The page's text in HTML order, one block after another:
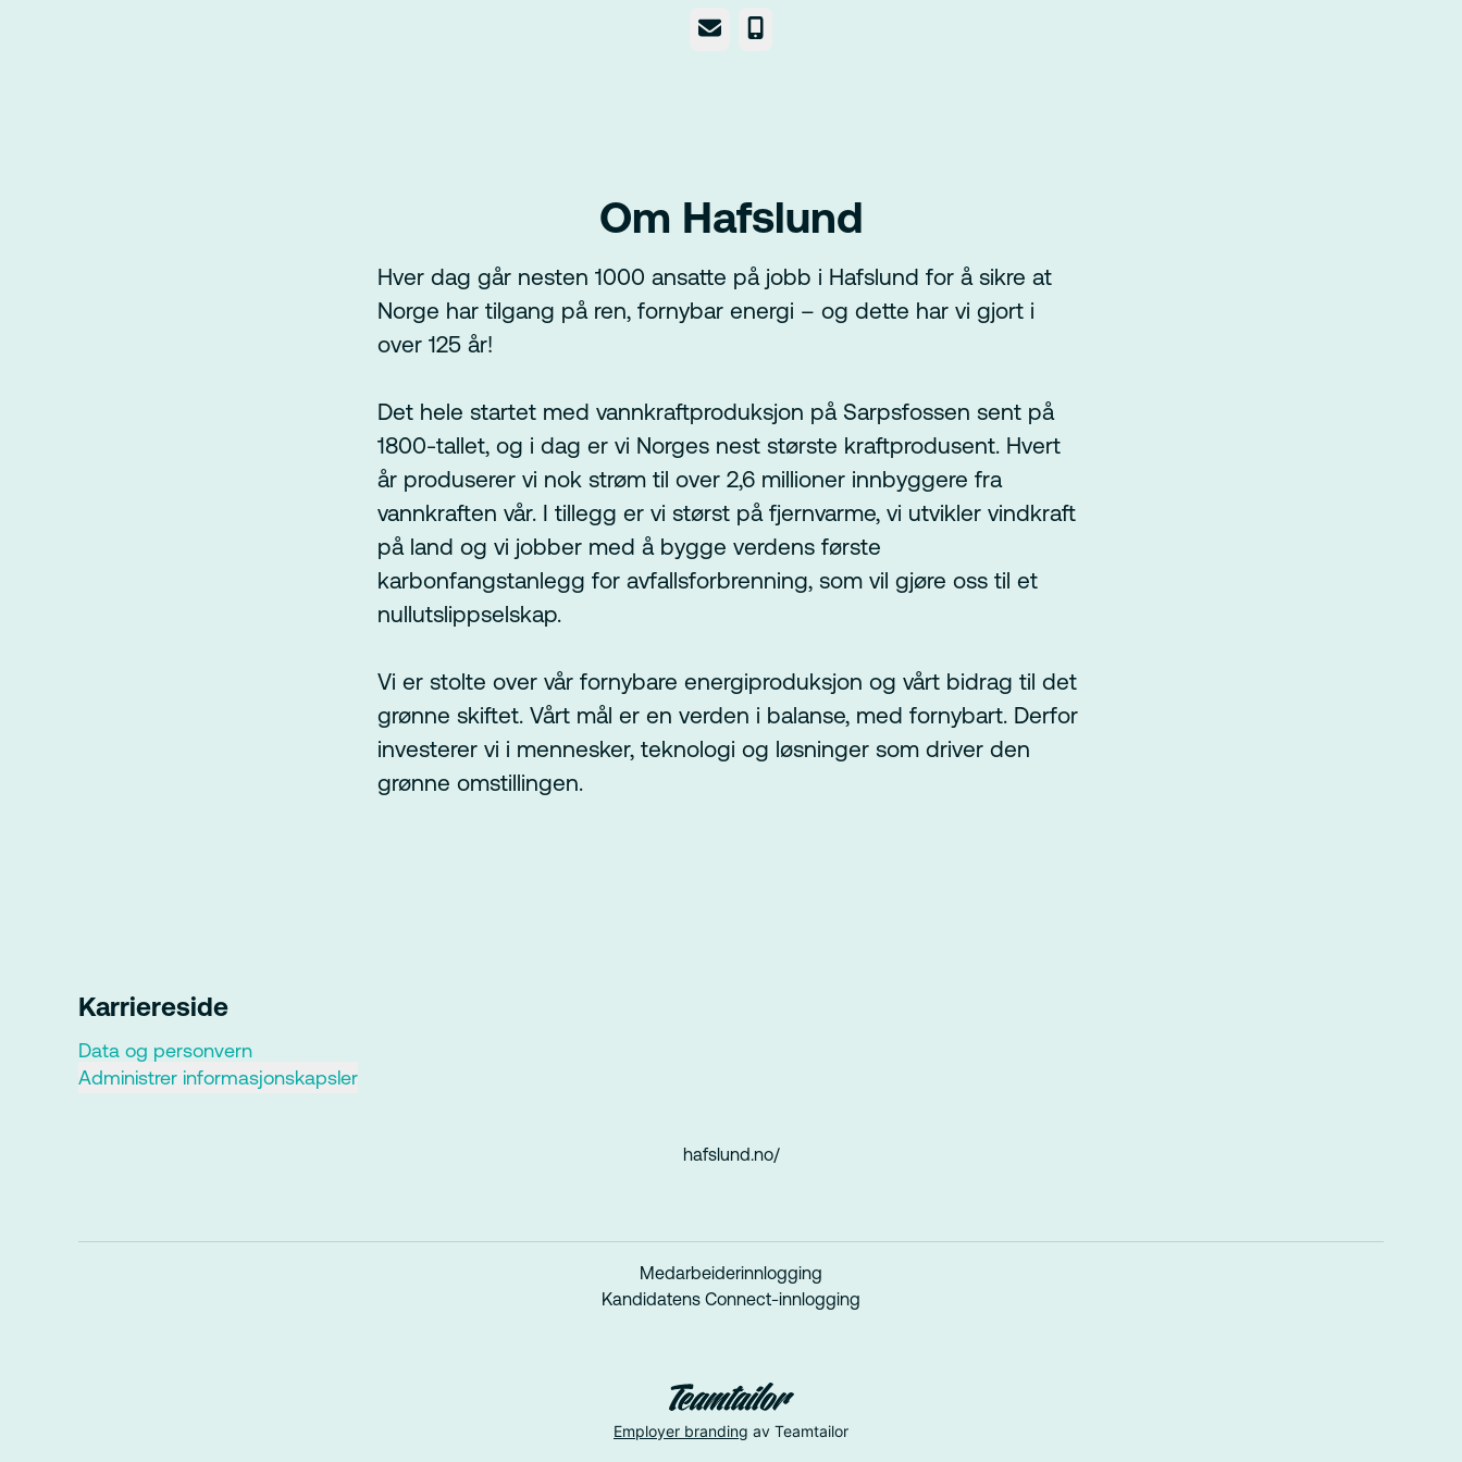
E-post Telefonnummer
Om Hafslund
Hver dag går nesten 1000 ansatte på jobb i Hafslund for å sikre at
Norge har tilgang på ren, fornybar energi – og dette har vi gjort i
over 125 år!
Det hele startet med vannkraftproduksjon på Sarpsfossen sent på
1800-tallet, og i dag er vi Norges nest største kraftprodusent. Hvert
år produserer vi nok strøm til over 2,6 millioner innbyggere fra
vannkraften vår. I tillegg er vi størst på fjernvarme, vi utvikler vindkraft
på land og vi jobber med å bygge verdens første
karbonfangstanlegg for avfallsforbrenning, som vil gjøre oss til et
nullutslippselskap.
Vi er stolte over vår fornybare energiproduksjon og vårt bidrag til det
grønne skiftet. Vårt mål er en verden i balanse, med fornybart. Derfor
investerer vi i mennesker, teknologi og løsninger som driver den
grønne omstillingen.
Karriereside
Data og personvern
Administrer informasjonskapsler
hafslund.no/
Medarbeiderinnlogging
Kandidatens Connect-innlogging
Employer branding av Teamtailor